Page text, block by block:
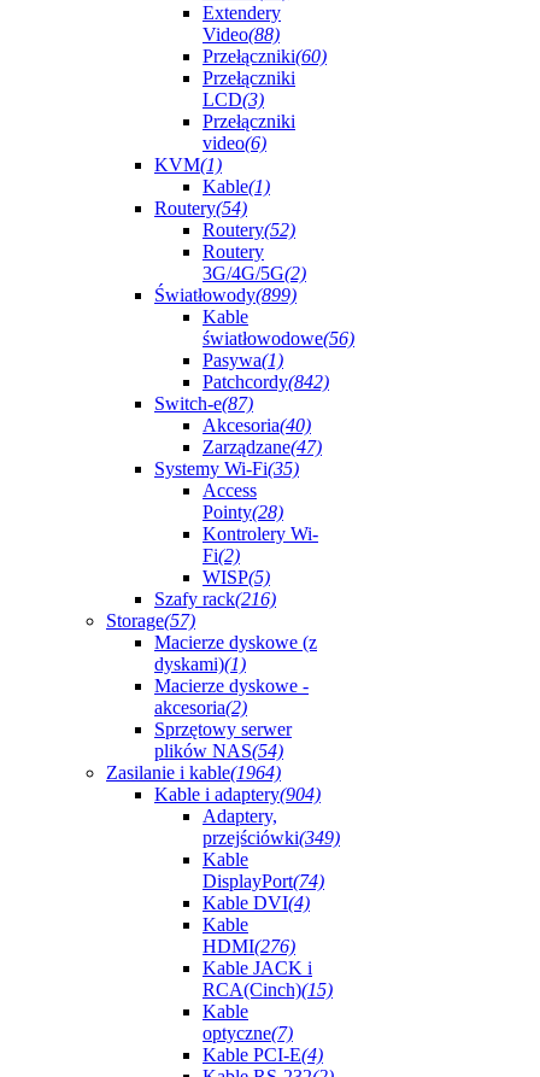
Extendery
Video(88)
Przełączniki(60)
Przełączniki
LCD(3)
Przełączniki
video(6)
KVM(1)
Kable(1)
Routery(54)
Routery(52)
Routery
3G/4G/5G(2)
Światłowody(899)
Kable
światłowodowe(56)
Pasywa(1)
Patchcordy(842)
Switch-e(87)
Akcesoria(40)
Zarządzane(47)
Systemy Wi-Fi(35)
Access
Pointy(28)
Kontrolery Wi-
Fi(2)
WISP(5)
Szafy rack(216)
Storage(57)
Macierze dyskowe (z
dyskami)(1)
Macierze dyskowe -
akcesoria(2)
Sprzętowy serwer
plików NAS(54)
Zasilanie i kable(1964)
Kable i adaptery(904)
Adaptery,
przejściówki(349)
Kable
DisplayPort(74)
Kable DVI(4)
Kable
HDMI(276)
Kable JACK i
RCA(Cinch)(15)
Kable
optyczne(7)
Kable PCI-E(4)